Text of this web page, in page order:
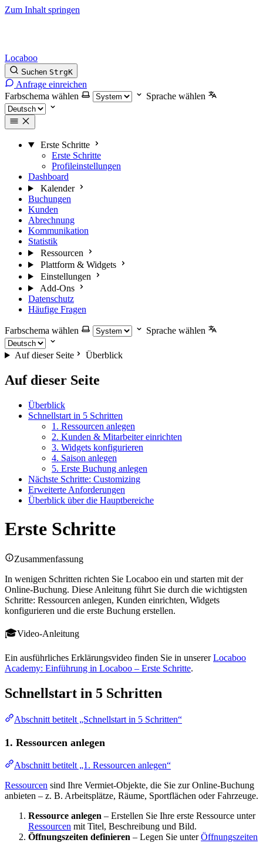
Zum Inhalt springen
Locaboo
Suchen StrgK
Anfrage einreichen
Farbschema wählen
Sprache wählen
Erste Schritte
Erste Schritte
Profileinstellungen
Dashboard
Kalender
Buchungen
Kunden
Abrechnung
Kommunikation
Statistik
Ressourcen
Plattform & Widgets
Einstellungen
Add-Ons
Datenschutz
Häufige Fragen
Farbschema wählen Sprache wählen
Auf dieser Seite Überblick
Auf dieser Seite
Überblick
Schnellstart in 5 Schritten
1. Ressourcen anlegen
2. Kunden & Mitarbeiter einrichten
3. Widgets konfigurieren
4. Saison anlegen
5. Erste Buchung anlegen
Nächste Schritte: Customizing
Erweiterte Anforderungen
Überblick über die Hauptbereiche
Erste Schritte
Zusammenfassung
In wenigen Schritten richten Sie Locaboo ein und starten mit der
Online-Buchung. Diese Anleitung führt Sie durch die wichtigsten
Schritte: Ressourcen anlegen, Kunden einrichten, Widgets
konfigurieren und die erste Buchung erstellen.
Video-Anleitung
Ein ausführliches Erklärungsvideo finden Sie in unsererLocaboo
Academy: Einführung in Locaboo – Erste Schritte.
Schnellstart in 5 Schritten
Abschnitt betitelt „Schnellstart in 5 Schritten“
1. Ressourcen anlegen
Abschnitt betitelt „1. Ressourcen anlegen“
Ressourcen sind Ihre Vermiet-Objekte, die Sie zur Online-Buchung
anbieten – z. B. Arbeitsplätze, Räume, Sportflächen oder Fahrzeuge.
Ressource anlegen – Erstellen Sie Ihre erste Ressource unter
Ressourcen mit Titel, Beschreibung und Bild.
Öffnungszeiten definieren – Legen Sie unterÖffnungszeiten